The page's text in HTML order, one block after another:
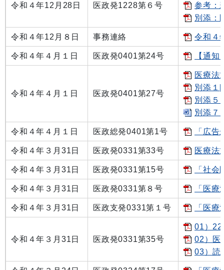
令和４年12月28日 医政発1228第６号
参考：
別添：
令和４年12月８日 事務連絡 令和４
令和４年４月１日 医政発0401第24号 【通
令和４年４月１日 医政発0401第27号
医療法
別添１
別添５
別添７
令和４年４月１日 医政総発0401第1号 「広
令和４年３月31日 医政発0331第33号 医療法
令和４年３月31日 医政発0331第15号 「社
令和４年３月31日 医政発0331第８号 「医
令和４年３月31日 医政支発0331第１号 「医
令和４年３月31日 医政発0331第35号
01）
02）医
03）読